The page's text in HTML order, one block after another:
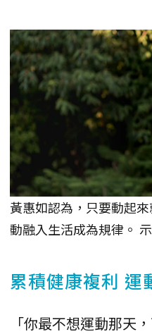
黃惠如認為，只要動起
動融入生活成為規律。
累積健康複利 運
「你最不想運動那天